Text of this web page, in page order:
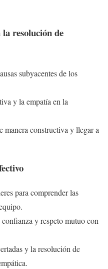
resolución de
subyacentes de los
y la empatía en la
manera constructiva y llegar a
para comprender las
y respeto mutuo con
y la resolución de